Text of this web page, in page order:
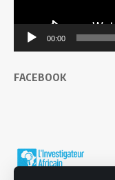
00:00
FACEBOOK